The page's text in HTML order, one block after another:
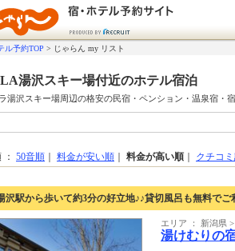
ル予約TOP > じゃらん my リスト
湯沢スキー場付近のホテル宿泊
湯沢スキー場周辺の格安の民宿・ペンション・温泉宿・
： 50音順 料金が安い順 料金が高い順 クチコ
沢駅から歩いて約3分の好立地♪♪貸切風呂も無料でご
エリア ： 新潟県
湯けむりの